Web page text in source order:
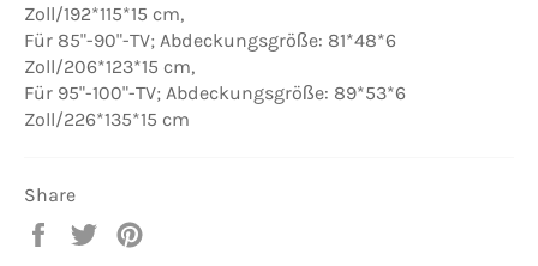
Zoll/192*115*15 cm,
Für 85"-90"-TV; Abdeckungsgröße: 81*48*6
Zoll/206*123*15 cm,
Für 95"-100"-TV; Abdeckungsgröße: 89*53*6
Zoll/226*135*15 cm
Share
Share
Tweet